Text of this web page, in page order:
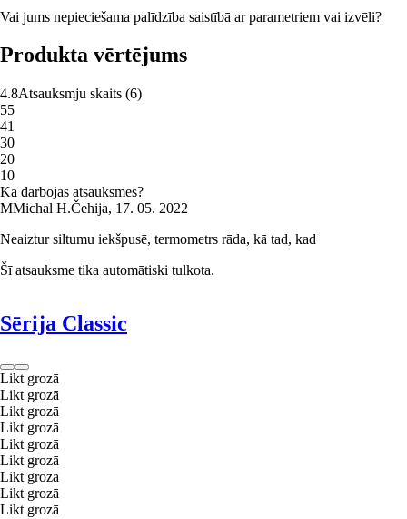
Vai jums nepieciešama palīdzība saistībā ar parametriem vai izvēli?
Produkta vērtējums
4.8Atsauksmju skaits (6)
55
41
30
20
10
Kā darbojas atsauksmes?
MMichal H.Čehija, 17. 05. 2022
Neaiztur siltumu iekšpusē, termometrs rāda, kā tad, kad
Šī atsauksme tika automātiski tulkota.
Sērija Classic
Likt grozā
Likt grozā
Likt grozā
Likt grozā
Likt grozā
Likt grozā
Likt grozā
Likt grozā
Likt grozā